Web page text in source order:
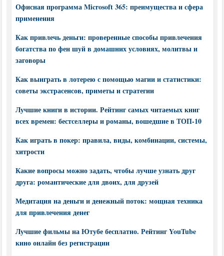
Офисная программа Microsoft 365: преимущества и сфера
применения
Как привлечь деньги: проверенные способы привлечения
богатства по фен шуй в домашних условиях, молитвы и
заговоры
Как выиграть в лотерею с помощью магии и статистики:
советы экстрасенсов, приметы и стратегии
Лучшие книги в истории. Рейтинг самых читаемых книг
всех времен: бестселлеры и романы, вошедшие в ТОП-10
Как играть в покер: правила, виды, комбинации, системы,
хитрости
Какие вопросы можно задать, чтобы лучше узнать друг
друга: романтические для двоих, для друзей
Медитация на деньги и денежный поток: мощная техника
для привлечения денег
Лучшие фильмы на Ютубе бесплатно. Рейтинг YouTube
кино онлайн без регистрации